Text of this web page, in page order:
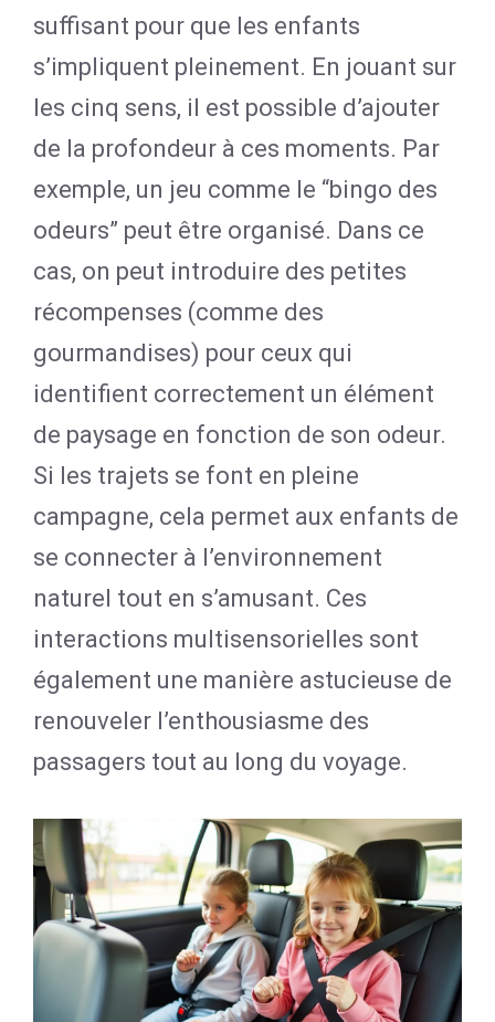
suffisant pour que les enfants
s’impliquent pleinement. En jouant sur
les cinq sens, il est possible d’ajouter
de la profondeur à ces moments. Par
exemple, un jeu comme le “bingo des
odeurs” peut être organisé. Dans ce
cas, on peut introduire des petites
récompenses (comme des
gourmandises) pour ceux qui
identifient correctement un élément
de paysage en fonction de son odeur.
Si les trajets se font en pleine
campagne, cela permet aux enfants de
se connecter à l’environnement
naturel tout en s’amusant. Ces
interactions multisensorielles sont
également une manière astucieuse de
renouveler l’enthousiasme des
passagers tout au long du voyage.